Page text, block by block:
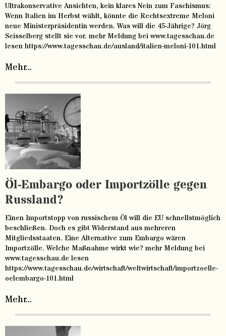
Ultrakonservative Ansichten, kein klares Nein zum Faschismus:
Wenn Italien im Herbst wählt, könnte die Rechtsextreme Meloni
neue Ministerpräsidentin werden. Was will die 45-Jährige? Jörg
Seisselberg stellt sie vor. mehr Meldung bei www.tagesschau.de
lesen https://www.tagesschau.de/ausland/italien-meloni-101.html
Mehr...
Öl-Embargo oder Importzölle gegen
Russland?
Einen Importstopp von russischem Öl will die EU schnellstmöglich
beschließen. Doch es gibt Widerstand aus mehreren
Mitgliedsstaaten. Eine Alternative zum Embargo wären
Importzölle. Welche Maßnahme wirkt wie? mehr Meldung bei
www.tagesschau.de lesen
https://www.tagesschau.de/wirtschaft/weltwirtschaft/importzoelle-
oelembargo-101.html
Mehr...